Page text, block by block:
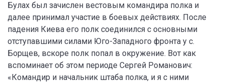
Булах был зачислен вестовым командира полка и
далее принимал участие в боевых действиях. После
падения Киева его полк соединился с основными
отступавшими силами Юго-Западного фронта у с.
Борщев, вскоре полк попал в окружение. Вот как
вспоминает об этом периоде Сергей Романович:
«Командир и начальник штаба полка, и я с ними